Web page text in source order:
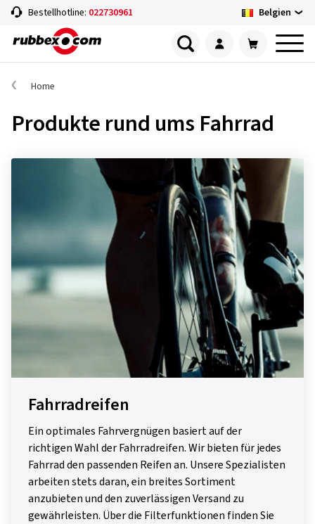
Bestellhotline: 022730961 Belgien
Home
Produkte rund ums Fahrrad
Fahrradreifen
Ein optimales Fahrvergnügen basiert auf der
richtigen Wahl der Fahrradreifen. Wir bieten für jedes
Fahrrad den passenden Reifen an. Unsere Spezialisten
arbeiten stets daran, ein breites Sortiment
anzubieten und den zuverlässigen Versand zu
gewährleisten. Über die Filterfunktionen finden Sie